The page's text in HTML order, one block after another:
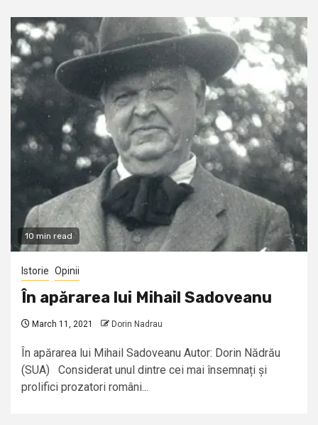
10 min read
Istorie Opinii
În apărarea lui Mihail Sadoveanu
March 11, 2021 Dorin Nadrau
În apărarea lui Mihail Sadoveanu Autor: Dorin Nădrău
(SUA) Considerat unul dintre cei mai însemnați și
prolifici prozatori români...